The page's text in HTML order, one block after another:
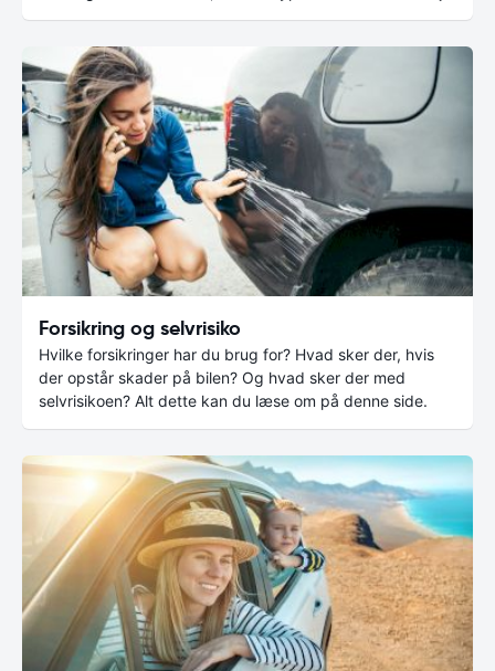
Forsikring og selvrisiko
Hvilke forsikringer har du brug for? Hvad sker der, hvis
der opstår skader på bilen? Og hvad sker der med
selvrisikoen? Alt dette kan du læse om på denne side.